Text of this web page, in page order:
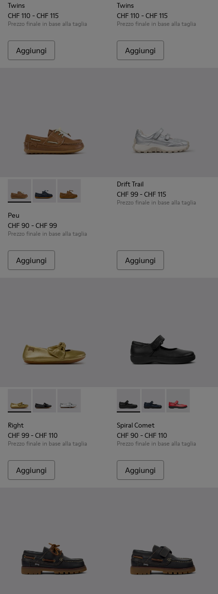
Twins
CHF 110 - CHF 115
Prezzo finale in base alla taglia
Aggiungi
Twins
CHF 110 - CHF 115
Prezzo finale in base alla taglia
Aggiungi
Peu - K800689-004 - Scarpe da barca in pelle marrone per
Peu - K800689-002 - Scarpe da barca in pelle blu
Peu - K800689-001
Peu
CHF 90 - CHF 99
Prezzo finale in base alla taglia
Aggiungi
Drift Trail
CHF 99 - CHF 115
Prezzo finale in base alla taglia
Aggiungi
Right - K800702-004 - Ballerine in pelle gialle per bambini.
Right - K800702-006 - Ballerine in pelle nere per
Right - K800702-002 - Ballerine grigie in
Right
CHF 99 - CHF 110
Prezzo finale in base alla taglia
Aggiungi
Spiral Comet - 80356-003 -
Spiral Comet -
Spiral Comet
Spiral Comet
CHF 90 - CHF 110
Prezzo finale in base alla taglia
Aggiungi